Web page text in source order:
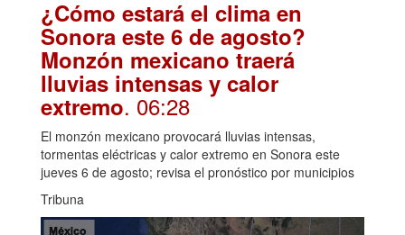
¿Cómo estará el clima en
Sonora este 6 de agosto?
Monzón mexicano traerá
lluvias intensas y calor
extremo. 06:28
El monzón mexicano provocará lluvias intensas,
tormentas eléctricas y calor extremo en Sonora este
jueves 6 de agosto; revisa el pronóstico por municipios
Tribuna